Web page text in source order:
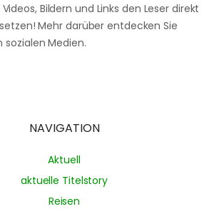
Bildern und Links den Leser direkt
Mehr darüber entdecken Sie
Medien.
NAVIGATION
Aktuell
aktuelle Titelstory
Reisen